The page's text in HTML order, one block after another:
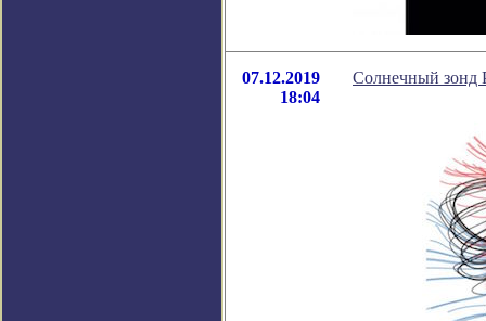
07.12.2019
18:04
Солнечный зонд